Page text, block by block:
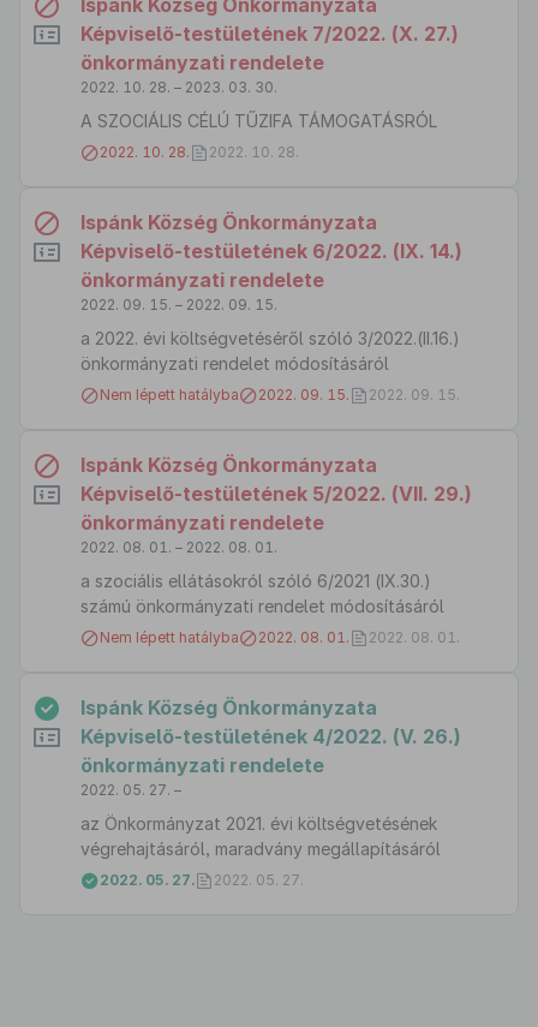
Ispánk Község Önkormányzata
Képviselő-testületének 7/2022. (X. 27.)
önkormányzati rendelete
2022. 10. 28. – 2023. 03. 30.
A SZOCIÁLIS CÉLÚ TŰZIFA TÁMOGATÁSRÓL
2022. 10. 28. 2022. 10. 28.
Ispánk Község Önkormányzata
Képviselő-testületének 6/2022. (IX. 14.)
önkormányzati rendelete
2022. 09. 15. – 2022. 09. 15.
a 2022. évi költségvetéséről szóló 3/2022.(II.16.)
önkormányzati rendelet módosításáról
Nem lépett hatályba 2022. 09. 15. 2022. 09. 15.
Ispánk Község Önkormányzata
Képviselő-testületének 5/2022. (VII. 29.)
önkormányzati rendelete
2022. 08. 01. – 2022. 08. 01.
a szociális ellátásokról szóló 6/2021 (IX.30.)
számú önkormányzati rendelet módosításáról
Nem lépett hatályba 2022. 08. 01. 2022. 08. 01.
Ispánk Község Önkormányzata
Képviselő-testületének 4/2022. (V. 26.)
önkormányzati rendelete
2022. 05. 27. –
az Önkormányzat 2021. évi költségvetésének
végrehajtásáról, maradvány megállapításáról
2022. 05. 27. 2022. 05. 27.